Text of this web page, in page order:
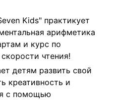
Kids" практикует
арифметика
и курс по
чтения!
детям развить свой
креативность и
с помощью